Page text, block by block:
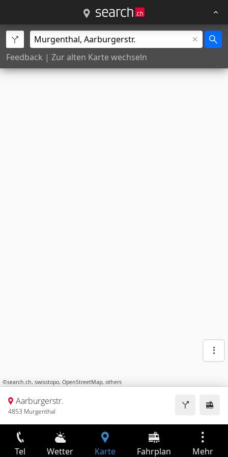
Feedback | Zur alten Karte wechseln
©search.ch, swisstopo, OpenStreetMap, others
Aarburgerstr.
4853 Murgenthal
Tel Wetter Karte Fahrplan Mehr